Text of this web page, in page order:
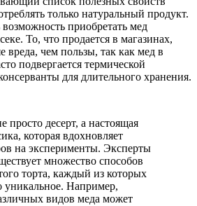
только натуральный продукт.
приобретать мед
То, что продается в магазинах,
вреда, чем пользы, так как мед в
подвергается термической
для длительного хранения.
десерт, а настоящая
которая вдохновляет
на эксперименты. Эксперты
множество способов
торта, каждый из которых
уникальное. Например,
видов меда может